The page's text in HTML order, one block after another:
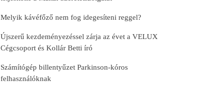
Melyik kávéfőző nem fog idegesíteni reggel?
Újszerű kezdeményezéssel zárja az évet a VELUX
Cégcsoport és Kollár Betti író
Számítógép billentyűzet Parkinson-kóros
felhasználóknak